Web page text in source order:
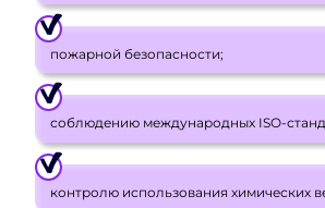
пожарной безопасности;
соблюдению международных ISO-
контролю использования химических